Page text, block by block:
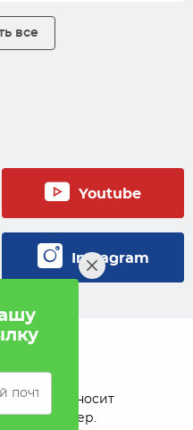
все
Youtube
Instagram
Сайт носит
характер.